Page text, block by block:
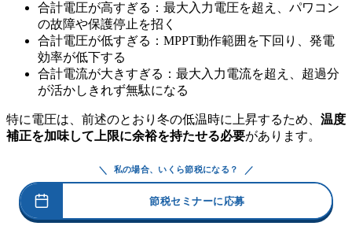
合計電圧が高すぎる：最大入力電圧を超え、パワコン
の故障や保護停止を招く
合計電圧が低すぎる：MPPT動作範囲を下回り、発電
効率が低下する
合計電流が大きすぎる：最大入力電流を超え、超過分
が活かしきれず無駄になる
特に電圧は、前述のとおり冬の低温時に上昇するため、 温度
補正を加味して上限に余裕を持たせる必要があります。
＼ 私の場合、いくら節税になる？ ／
節税セミナーに応募